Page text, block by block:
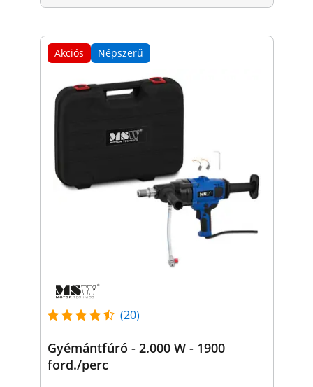
Akciós Népszerű
(20)
Gyémántfúró - 2.000 W - 1900
ford./perc